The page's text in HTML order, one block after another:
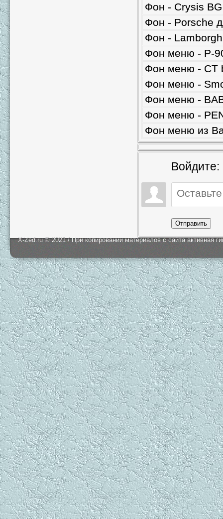
Фон - Crysis
Фон - Porsche
Фон -
Фон меню - P-
Фон меню - CT
Фон меню -
Фон меню -
Фон меню -
Фон меню из
Войдите:
Отправить
X-Zed.ru © 2021 / При копировании материалов с сайта активная